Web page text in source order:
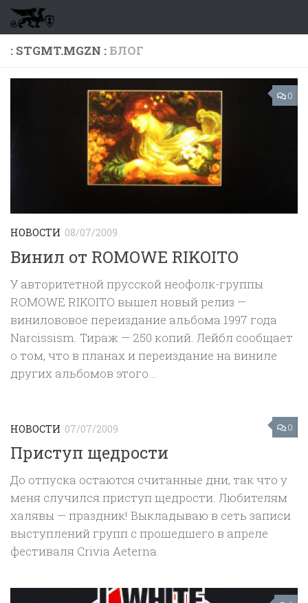
Перейти к содержимому
: STGMT.MGZN :БЛОГ
0
НОВОСТИ 08/07/2009
Винил от ROMOWE RIKOITO
У авторитетной прусской неофолк-группы
ROMOWE RIKOITO вышел новый релиз —
винилововое переиздание альбома 1997 года
Narcissism. Тираж — 250 копий. Лейбл сообщает
о том, что в планах и переиздание на виниле
других альбомов этого...
0
НОВОСТИ 07/07/2009
Приступ щедрости
До отпуска остаются считанные дни, так что у
меня случился приступ щедрости. Любителям
халявы — праздник! Выкладываю в сеть записи
выступлений групп с прошедшего в апреле
фестиваля Crivia Aeterna.